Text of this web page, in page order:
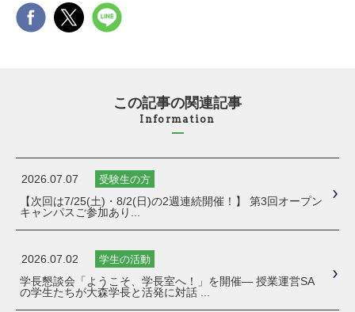
この記事の関連記事
Information
2026.07.07 受験生の方
【次回は7/25(土)・8/2(日)の2週連続開催！】 第3回オープン
キャンパスご参加あり...
2026.07.02 学生の活動
学長懇談会「ようこそ、学長室へ！」を開催― 授業運営SA
の学生たちが大森学長と活発に対話 ...